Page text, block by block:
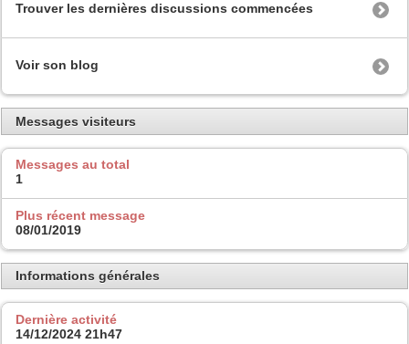
Trouver les dernières discussions commencées
Voir son blog
Messages visiteurs
Messages au total
1
Plus récent message
08/01/2019
Informations générales
Dernière activité
14/12/2024 21h47